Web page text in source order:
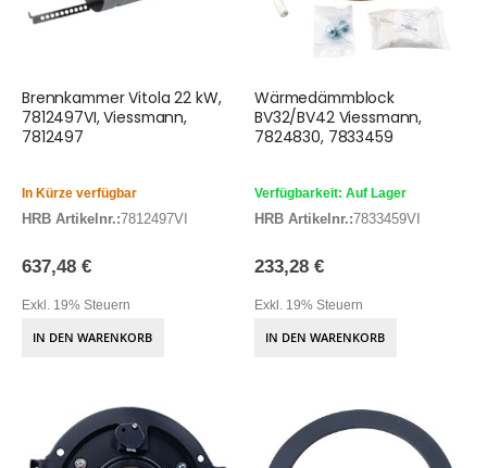
Brennkammer Vitola 22 kW,
7812497VI, Viessmann,
7812497
In Kürze verfügbar
HRB Artikelnr.:7812497VI
637,48 €
Exkl. 19% Steuern
IN DEN WARENKORB
Wärmedämmblock
BV32/BV42 Viessmann,
7824830, 7833459
Verfügbarkeit: Auf Lager
HRB Artikelnr.:7833459VI
233,28 €
Exkl. 19% Steuern
IN DEN WARENKORB